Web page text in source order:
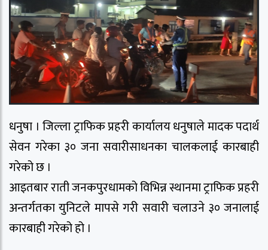
धनुषा । जिल्ला ट्राफिक प्रहरी कार्यालय धनुषाले मादक पदार्थ
सेवन गरेका ३० जना सवारीसाधनका चालकलाई कारबाही
गरेको छ ।
आइतबार राती जनकपुरधामको विभिन्न स्थानमा ट्राफिक प्रहरी
अन्तर्गतका युनिटले मापसे गरी सवारी चलाउने ३० जनालाई
कारबाही गरेको हो ।